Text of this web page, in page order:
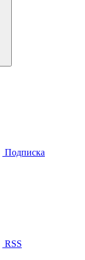
Подписка
RSS